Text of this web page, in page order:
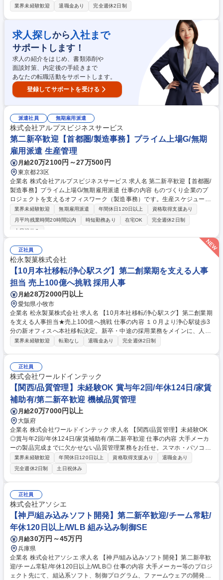
発・製造を行う弊社にて、既存顧客を中心とした自社製品の営業をお任せ
広いお客様の案件をヒアリング(2)設計・製造部署と打ち合わせを重ね提
案・見積もり・受注(3)社内の設計・製造部署とともに納期調整、商品の納
品 ★担当するお客様：既存のお客様中心(約20社/人) ★商品：昇降リフ
ト、ベルトコンベヤなどの工場で使用する機械、有名アーティストのコン
サートで使用されるステージリフト、車イス昇降リフトや介護用浴槽昇降
リフト等 募集職種 大阪【ルート営業】第二新卒・経験者歓迎★/物流業界
トップシェア/年休120日
業界未経験歓迎 退職金あり 完全週休2日制
求人探しから 入社まで
サポートします！
求人の紹介をはじめ、書類添削や
面談対策、内定後の手続きまで
あなたの転職活動をサポートします。
登録してサポートを受ける
派遣社員 無期雇用派遣
株式会社アルプスビジネスサービス
第二新卒歓迎【首都圏/製造事務】プライム上場G/無期
雇用派遣 生産管理
月給20万2100円～27万500円
東京都23区
企業名 株式会社アルプスビジネスサービス 求人名 第二新卒歓迎【首都圏/
製造事務】プライム上場G/無期雇用派遣 仕事の内容 ものづくり企業のプ
ロジェクトを支えるオフィスワーク（製造事務）です。生産スケジュール
やデータの管理、書類作成など、現場のスタッフ をデスクからバックアッ
プするやりがいのあるお仕事です。 配属先のオフィスにて、下記の事務サ
ポートをお任せします。 ・生産スケジュールや受注データの入力・管理
成・ファイリング ・現場スタッフや取引先からの依頼に基づくデータ登録
★専門知識は不要！基本的なPC操作ができれば問題ありません。 ★先輩
が丁寧に教えるので、オフィスワーク未経験でも安心です。 募集職種 第
二新卒歓迎【首都圏/製造事務】プライム上場G/無期雇用派遣
業界未経験歓迎 無期雇用派遣 年間休日120日以上
資格取得支援あり
月平均残業時間20時間以内
時短勤務あり 在宅OK
完全週休2日制
土日祝休み
正社員
松永製菓株式会社
【10月本社移転/浄心駅スグ】第二創業期を支える人事
担当 売上100億へ挑戦 採用人事
月給28万2000円以上
愛知県小牧市
企業名 松永製菓株式会社 求人名 【10月本社移転/浄心駅スグ】第二創業期
を支える人事担当★売上100億へ挑戦 仕事の内容 １０月より浄心駅徒歩3
分の新オフィスへ本社移転決定。新卒・中途の採用業務をメインに、人事
担当者として採用の企画・運営から面接、入社手続までを一貫して担当
指していただきます。具体的には教育体系に基づくカリキュラムの立案・
運用や、人事考課制度の見直しと運用、給与計算・社会保険関連業務など
を幅広くお任せ。少数精鋭のため経営層との距離が非常に近く、自身のア
イデアを組織づくりに直接反映できる、大きな裁量と確かなやりがいがあ
ります！ 募集職種 【10月本社移転/浄心駅スグ】第二創業期を支える人事
担当★売上100億へ挑戦
業界未経験歓迎 転勤なし 退職金あり 完全週休2日制
正社員
株式会社ワールドインテック
【関西/品質管理】未経験OK 賞与年2回/年休124日/家賃
補助有/第二新卒歓迎 機械品質管理
月給20万7000円以上
大阪府
企業名 株式会社ワールドインテック 求人名 【関西/品質管理】未経験OK
◎賞与年2回/年休124日/家賃補助有/第二新卒歓迎 仕事の内容 大手メーカ
ーの製品完成までに欠かせない品質管理業務をお任せ。スマホ・パソコ
ン・家電・自動車など人々の暮らしに密着したものづくりに携わりなが
ら、エンジニアとしてスキル・キャリアUPが目指せるのが魅力！ 「製品
完成までの工程」に注目し、品質・納期・コストを安定させるのが、品質
管理の大きな役割です。不良品がないかチェックシートの集計・分析や、
製造工程の無駄や工期短縮できないか生産性向上など、ものづくりの根幹
を担いながら成長できます。まずは製造現場を体験していき、データ入
力・書類作成といったやさしい仕事からスタート。ゆくゆくは「設計業
務」といったレベルの高い仕事にも挑戦できます。 募集職種 【関西/品質
管理】未経験OK◎賞与年2回/年休124日/家賃補助有/第二新卒歓迎
業界未経験歓迎 年間休日120日以上 資格取得支援あり
退職金あり
完全週休2日制
土日祝休み
正社員
株式会社アソシエ
【神戸/組み込みソフト開発】第二新卒歓迎/チーム常駐/
年休120日以上/WLB 組み込み制御SE
月給30万円～45万円
兵庫県
企業名 株式会社アソシエ 求人名 【神戸/組み込みソフト開発】第二新卒歓
迎/チーム常駐/年休120日以上/WLB◎ 仕事の内容 大手メーカー等のプロジ
ェクト先にて、組込系ソフト、制御プログラム、ファームウェアの開発を